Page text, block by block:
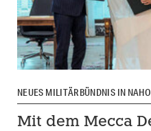
NEUES MILITÄRBÜNDNIS IN
Mit dem Mecca